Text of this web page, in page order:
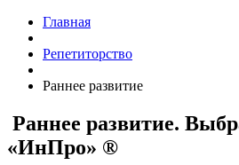
Главная
Репетиторство
Раннее развитие
Раннее развитие.
«ИнПро» ®